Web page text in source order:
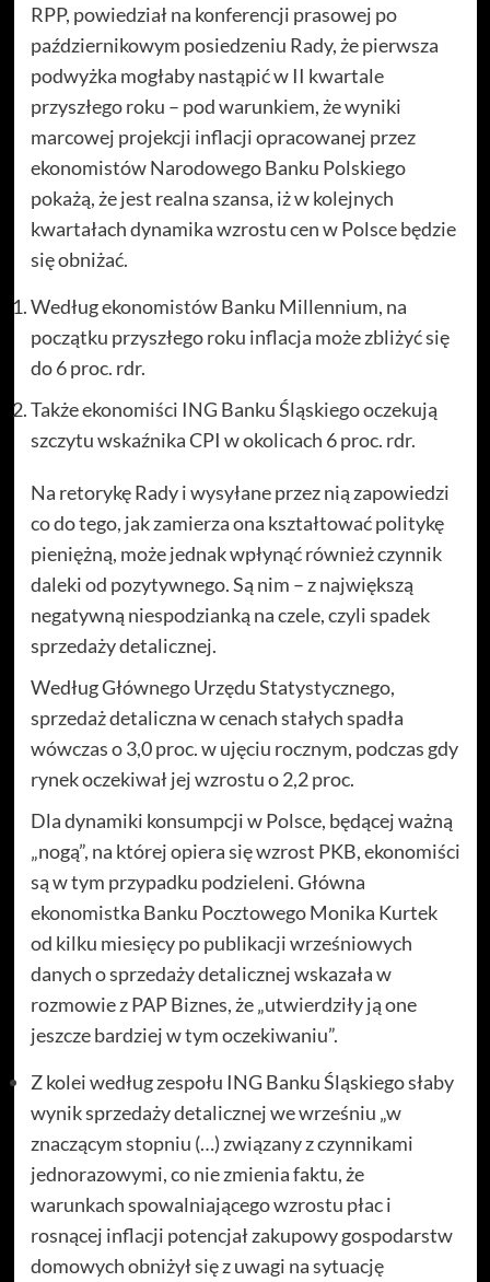
RPP, powiedział na konferencji prasowej po
październikowym posiedzeniu Rady, że pierwsza
podwyżka mogłaby nastąpić w II kwartale
przyszłego roku – pod warunkiem, że wyniki
marcowej projekcji inflacji opracowanej przez
ekonomistów Narodowego Banku Polskiego
pokażą, że jest realna szansa, iż w kolejnych
kwartałach dynamika wzrostu cen w Polsce będzie
się obniżać.
Według ekonomistów Banku Millennium, na
początku przyszłego roku inflacja może zbliżyć się
do 6 proc. rdr.
Także ekonomiści ING Banku Śląskiego oczekują
szczytu wskaźnika CPI w okolicach 6 proc. rdr.
Na retorykę Rady i wysyłane przez nią zapowiedzi
co do tego, jak zamierza ona kształtować politykę
pieniężną, może jednak wpłynąć również czynnik
daleki od pozytywnego. Są nim – z największą
negatywną niespodzianką na czele, czyli spadek
sprzedaży detalicznej.
Według Głównego Urzędu Statystycznego,
sprzedaż detaliczna w cenach stałych spadła
wówczas o 3,0 proc. w ujęciu rocznym, podczas gdy
rynek oczekiwał jej wzrostu o 2,2 proc.
Dla dynamiki konsumpcji w Polsce, będącej ważną
„nogą”, na której opiera się wzrost PKB, ekonomiści
są w tym przypadku podzieleni. Główna
ekonomistka Banku Pocztowego Monika Kurtek
od kilku miesięcy po publikacji wrześniowych
danych o sprzedaży detalicznej wskazała w
rozmowie z PAP Biznes, że „utwierdziły ją one
jeszcze bardziej w tym oczekiwaniu”.
Z kolei według zespołu ING Banku Śląskiego słaby
wynik sprzedaży detalicznej we wrześniu „w
znaczącym stopniu (…) związany z czynnikami
jednorazowymi, co nie zmienia faktu, że
warunkach spowalniającego wzrostu płac i
rosnącej inflacji potencjał zakupowy gospodarstw
domowych obniżył się z uwagi na sytuację